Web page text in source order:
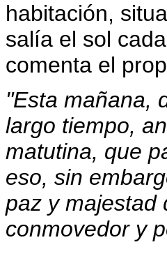
habitación,
salía el sol
comenta el
"Esta mañana,
largo tiempo,
matutina, que
eso, sin
paz y majestad
conmovedor y